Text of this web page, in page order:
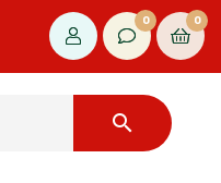
0 0
